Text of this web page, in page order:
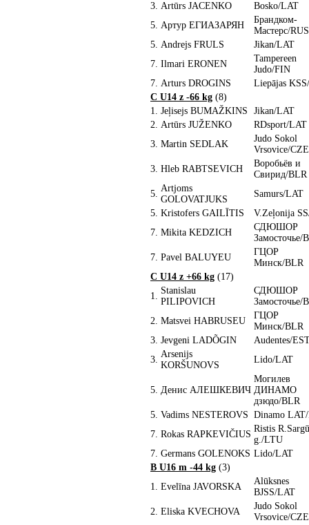
3. Artūrs JACENKO
Bosko/LAT
5. Артур ЕГИАЗАРЯН
Брандком-
Мастерс/RUS
5. Andrejs FRULS
Jikan/LAT
7. Ilmari ERONEN
Tampereen
Judo/FIN
7. Arturs DROGINS
Liepājas
C U14 z -66 kg (8)
1. Jeļisejs BUMAŽKINS
Jikan/LAT
2. Artūrs JUŽENKO
RDsport/LAT
3. Martin SEDLAK
Judo Sokol
Vrsovice/CZE
3. Hleb RABTSEVICH
Воробьёв и
Свирид/BLR
5.
Artjoms
GOLOVATJUKS
Samurs/LAT
5. Kristofers GAILĪTIS
V.Zeļonija
7. Mikita KEDZICH
СДЮШОР
Замосточье/
7. Pavel BALUYEU
ГЦОР
Минск/BLR
C U14 z +66 kg (17)
1.
Stanislau
PILIPOVICH
СДЮШОР
Замосточье/
2. Matsvei HABRUSEU
ГЦОР
Минск/BLR
3. Jevgeni LADÕGIN
Audentes/
3.
Arsenijs
KORŠUNOVS
Lido/LAT
5. Денис АЛЕШКЕВИЧ
Могилев
ДИНАМО
дзюдо/BLR
5. Vadims NESTEROVS Dinamo
7. Rokas RAPKEVIČIUS
Ristis
g./LTU
7. Germans GOLENOKS Lido/LAT
B U16 m -44 kg (3)
1. Evelīna JAVORSKA
Alūksnes
BJSS/LAT
2. Eliska KVECHOVA
Judo Sokol
Vrsovice/CZE